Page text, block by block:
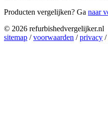
Producten vergelijken? Ga naar
© 2026 refurbishedvergelijker.nl
sitemap /voorwaarden /privacy /